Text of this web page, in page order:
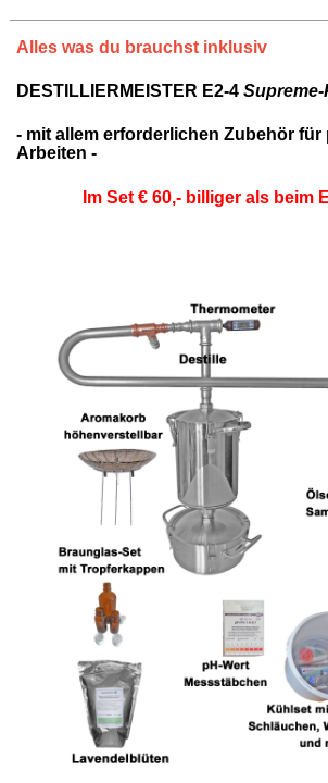
Alles was du brauchst inklusiv
DESTILLIERMEISTER E2-4
- mit allem erforderlichen Zubehör
Arbeiten -
Im Set € 60,- billiger als beim